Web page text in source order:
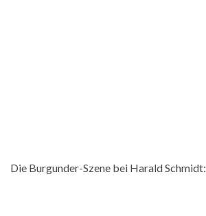
Die Burgunder-Szene bei Harald Schmidt: